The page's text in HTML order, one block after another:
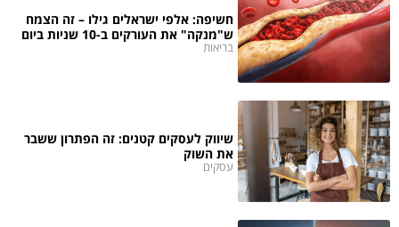
חשיפה: אלפי ישראלים גילו – זה הצמח
ש"מנקה" את העורקים ב-10 שניות ביום
בריאות
שיווק לעסקים קטנים: זה הפתרון ששבר
את השוק
עסקים